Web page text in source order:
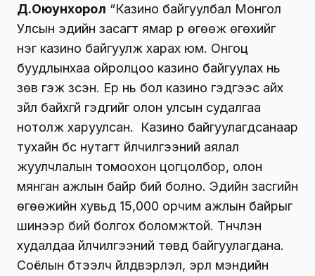
Д.Оюунхорол “Казино байгуулбал Монгол
Улсын эдийн засагт ямар үр өгөөж өгөхийг
нэг казино байгуулж харах юм. Онгоц
буудлынхаа ойролцоо казино байгуулах нь
зөв гэж үзсэн. Ер нь бол казино гэдгээс айх
зүйл байхгүй гэдгийг олон улсын судалгаа
нотолж харуулсан. Казино байгуулагдсанаар
тухайн бүс нутагт үйлчилгээний аялал
жуулчлалын томоохон цогцолбор, олон
мянган ажлын байр бий болно. Эдийн засгийн
өгөөжийн хувьд 15,000 орчим ажлын байрыг
шинээр бий болгох боломжтой. Түүнчлэн
худалдаа үйлчилгээний төвүүд байгуулагдана.
Соёлын бүтээлч үйлдвэрлэл, эрүүл мэндийн